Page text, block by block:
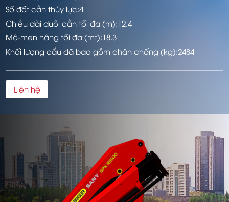
Số đốt cần thủy lực:4
Chiều dài duỗi cần tối đa (m):12.4
Mô-men nâng tối đa (mt):18.3
Khối lượng cẩu đã bao gồm chân chống (kg):2484
Liên hệ